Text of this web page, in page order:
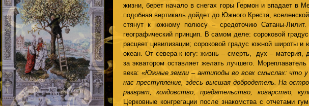
жизни, берет начало в снегах горы Гермон и впадает
подобная вертикаль дойдет до Южного Креста,
стянут к южному полюсу – средоточию Сатаны-Лилит.
географический принцип. В самом деле: сороковой
расцвет цивилизации; сороковой градус южной широты и
океан. От севера к югу: жизнь – смерть, дух – материя,
за экватором оставляет желать лучшего.
века: «Южные земли – антиподы во всех смыслах: что у
нас преступление, здесь высшая добродетель. На
разврат, колдовство, предательство, коварство,
Церковные конгрегации после знакомства с отчетами